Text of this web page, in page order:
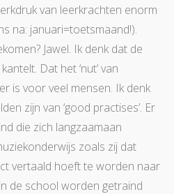
van leerkrachten enorm
na: januari=toetsmaand!).
Jawel. Ik denk dat de
Dat het ‘nut’ van
is voor veel mensen. Ik denk
zijn van ‘good practises’. Er
die zich langzaamaan
zoals zij dat
vertaald hoeft te worden naar
de school worden getraind